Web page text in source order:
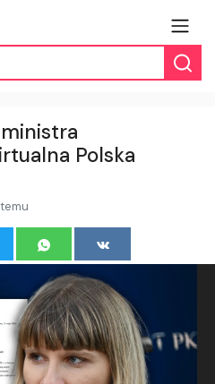
Polska